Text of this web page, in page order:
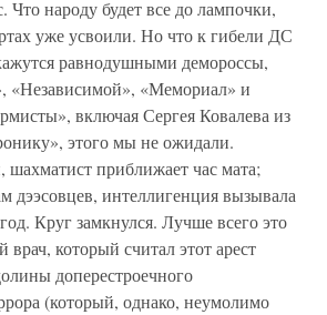
Что народу будет все до лампочки,
уже усвоили. Но что к гибели ДС
равнодушными демороссы,
«Мемориал» и
включая Сергея Ковалева из
этого мы не ожидали.
приближает час мата;
дээсовцев, интеллигенция вызывала
Круг замкнулся. Лучше всего это
который считал этот арест
доперестроечного
(который, однако, неумолимо